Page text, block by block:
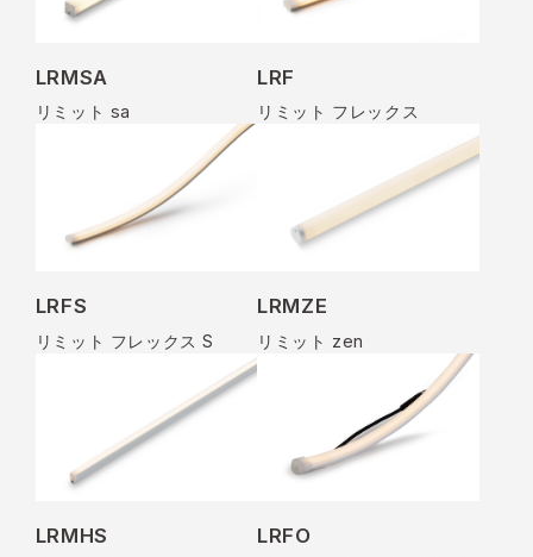
LRMSA
リミット sa
LRF
リミット フレックス
LRFS
リミット フレックス S
LRMZE
リミット zen
LRMHS LRFO